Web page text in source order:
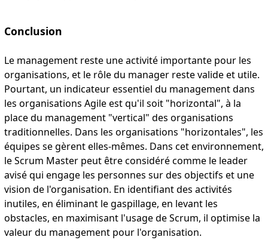
Conclusion
Le management reste une activité importante pour les
organisations, et le rôle du manager reste valide et utile.
Pourtant, un indicateur essentiel du management dans
les organisations Agile est qu'il soit "horizontal", à la
place du management "vertical" des organisations
traditionnelles. Dans les organisations "horizontales", les
équipes se gèrent elles-mêmes. Dans cet environnement,
le Scrum Master peut être considéré comme le leader
avisé qui engage les personnes sur des objectifs et une
vision de l'organisation. En identifiant des activités
inutiles, en éliminant le gaspillage, en levant les
obstacles, en maximisant l'usage de Scrum, il optimise la
valeur du management pour l'organisation.